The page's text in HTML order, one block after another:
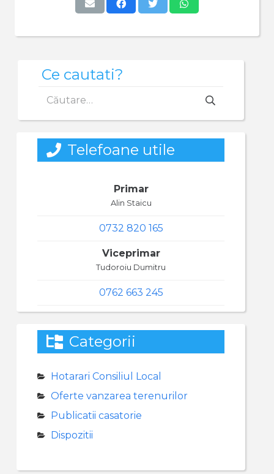
Ce cautati?
după:
Telefoane utile
Primar
Alin Staicu
0732 820 165
Viceprimar
Tudoroiu Dumitru
0762 663 245
Categorii
Hotarari Consiliul Local
Oferte vanzarea terenurilor
Publicatii casatorie
Dispozitii